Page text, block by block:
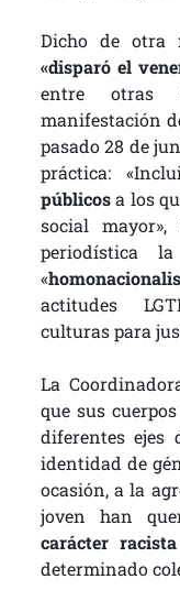
Dicho de otra
«disparó el
entre otras
manifestación
pasado 28 de
práctica:
públicosa los
social
periodística
«
actitudes
culturas para
La
que sus
diferentes ejes
identidad de
ocasión, a la
joven han
carácter racista
determinado